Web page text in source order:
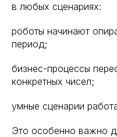
в любых сценариях:
роботы начинают
период;
бизнес-процессы
конкретных чисел;
умные сценарии
Это особенно важно